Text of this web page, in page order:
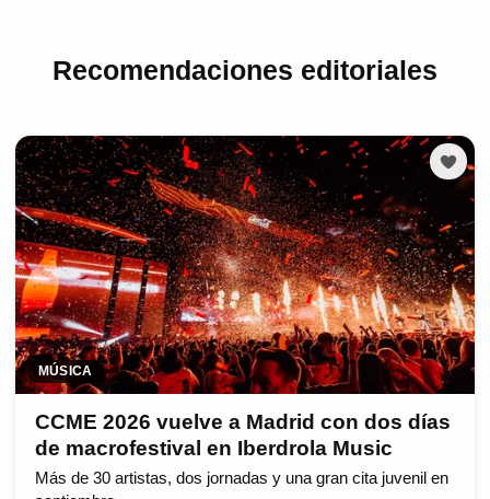
Recomendaciones editoriales
MÚSICA
CCME 2026 vuelve a Madrid con dos días
de macrofestival en Iberdrola Music
Más de 30 artistas, dos jornadas y una gran cita juvenil en